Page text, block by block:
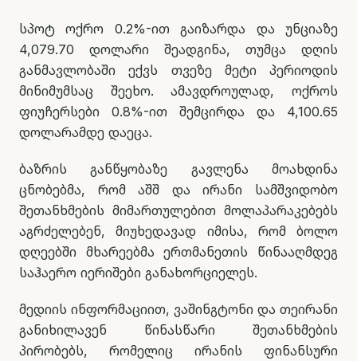
სპოტ ოქრო 0.2%-ით გაიზარდა და უნციაზე
4,079.70 დოლარი შეადგინა, თუმცა დღის
განმავლობაში ექვს თვეზე მეტი პერიოდის
მინიმუმსაც შეეხო. ამავდროულად, ოქროს
ფიუჩერსები 0.8%-ით შემცირდა და 4,100.65
დოლარამდე დაეცა.
ბაზრის განწყობაზე გავლენა მოახდინა
ცნობებმა, რომ აშშ და ირანი სამშვიდობო
შეთანხმების მიმართულებით მოლაპარაკებებს
აგრძელებენ, მიუხედავად იმისა, რომ ბოლო
დღეებში მხარეებმა ერთმანეთის წინააღმდეგ
საჰაერო იერიშები განახორციელეს.
მედიის ინფორმაციით, ვაშინგტონი და თეირანი
განიხილავენ წინასწარი შეთანხმების
პირობებს, რომელიც ირანის ფინანსური